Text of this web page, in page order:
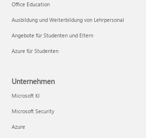
Office Education
Ausbildung und Weiterbildung von Lehrpersonal
Angebote für Studenten und Eltern
Azure für Studenten
Unternehmen
Microsoft KI
Microsoft Security
Azure